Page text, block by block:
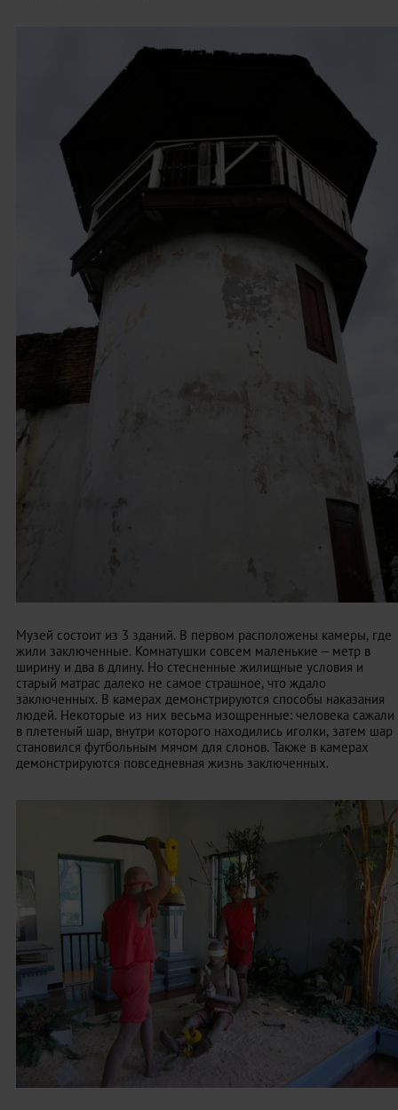
Музей состоит из 3 зданий. В первом расположены камеры, где
жили заключенные. Комнатушки совсем маленькие – метр в
ширину и два в длину. Но стесненные жилищные условия и
старый матрас далеко не самое страшное, что ждало
заключенных. В камерах демонстрируются способы наказания
людей. Некоторые из них весьма изощренные: человека сажали
в плетеный шар, внутри которого находились иголки, затем шар
становился футбольным мячом для слонов. Также в камерах
демонстрируются повседневная жизнь заключенных.